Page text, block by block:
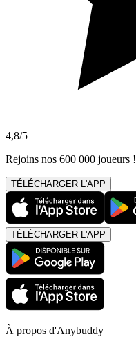
4,8/5
Rejoins nos 600 000 joueurs !
TÉLÉCHARGER L'APP
TÉLÉCHARGER L'APP
À propos d'Anybuddy